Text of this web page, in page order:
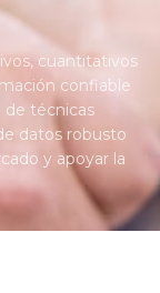
cuantitativos
confiable
de técnicas
datos robusto
y apoyar la